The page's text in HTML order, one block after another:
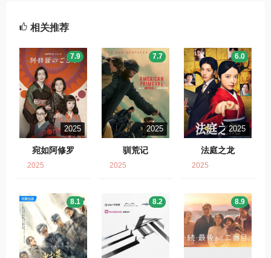
相关推荐
2025
宛如阿修罗
7.9
2025
2025
驯荒记
7.7
2025
2025
法庭之龙
6.0
2025
8.1 8.2 8.9